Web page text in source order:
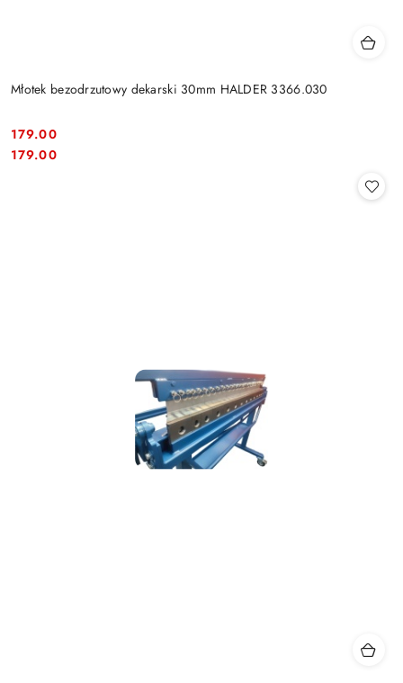
Młotek bezodrzutowy dekarski 30mm HALDER 3366.030
Cena:
179.00
Cena:
179.00